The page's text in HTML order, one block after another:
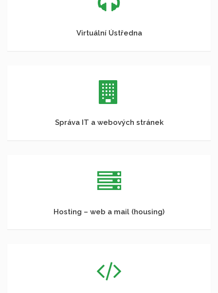
Virtuální Ústředna
Správa IT a webových stránek
Hosting – web a mail (housing)